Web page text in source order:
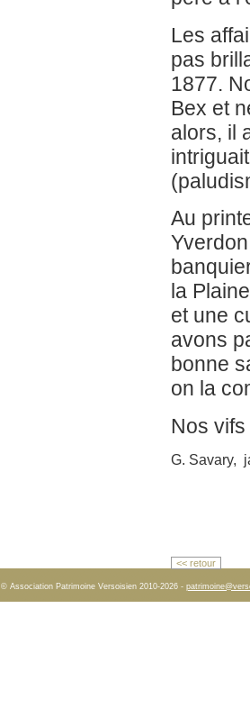
Les
pas
1877.
Bex et
alors, il
Au
la
et une
avons
bonne
on la
Nos
G. Savary,
<< retour
© Association Patrimoine Versoisien 2010-2026 -